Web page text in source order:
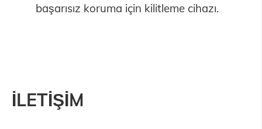
başarısız koruma için kilitleme cihazı.
İLETİŞİM